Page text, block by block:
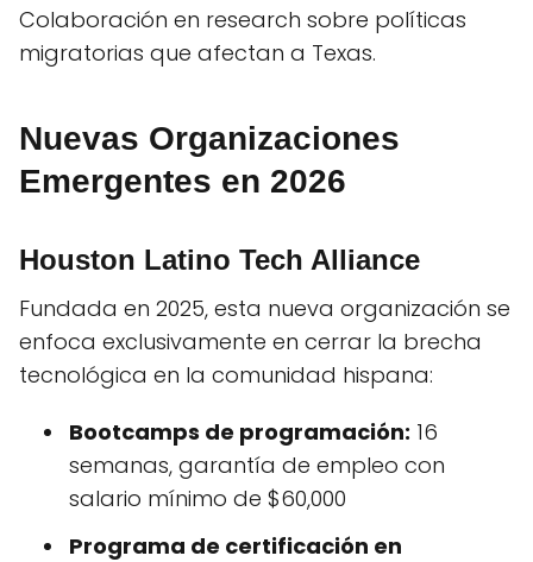
Colaboración en research sobre políticas
migratorias que afectan a Texas.
Nuevas Organizaciones
Emergentes en 2026
Houston Latino Tech Alliance
Fundada en 2025, esta nueva organización se
enfoca exclusivamente en cerrar la brecha
tecnológica en la comunidad hispana:
Bootcamps de programación: 16
semanas, garantía de empleo con
salario mínimo de $60,000
Programa de certificación en